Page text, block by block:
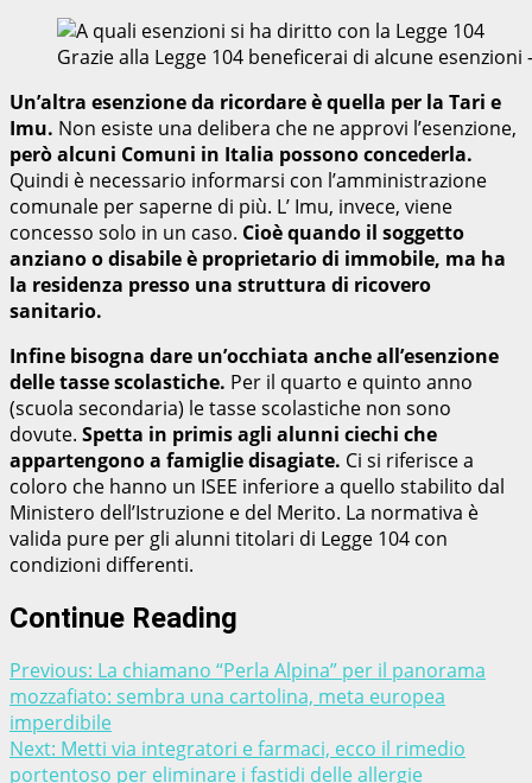
Grazie alla Legge 104 beneficerai di alcune
Un’altra esenzione da ricordare è quella per la Tari e
Imu. Non esiste una delibera che ne approvi l’esenzione,
però alcuni Comuni in Italia possono concederla.
Quindi è necessario informarsi con l’amministrazione
comunale per saperne di più. L’ Imu, invece, viene
concesso solo in un caso. Cioè quando il soggetto
anziano o disabile è proprietario di immobile, ma ha
la residenza presso una struttura di ricovero
sanitario.
Infine bisogna dare un’occhiata anche all’esenzione
delle tasse scolastiche. Per il quarto e quinto anno
(scuola secondaria) le tasse scolastiche non sono
dovute. Spetta in primis agli alunni ciechi che
appartengono a famiglie disagiate. Ci si riferisce a
coloro che hanno un ISEE inferiore a quello stabilito dal
Ministero dell’Istruzione e del Merito. La normativa è
valida pure per gli alunni titolari di Legge 104 con
condizioni differenti.
Continue Reading
Previous: La chiamano “Perla Alpina” per il panorama
mozzafiato: sembra una cartolina, meta europea
imperdibile
Next: Metti via integratori e farmaci, ecco il rimedio
portentoso per eliminare i fastidi delle allergie